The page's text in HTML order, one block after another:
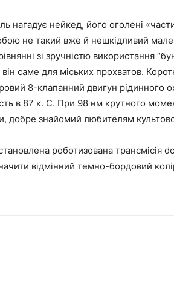
нагадує нейкед, його оголені
не такий вже й нешкідливий
зі зручністю використання
саме для міських прохватов.
8-клапанний двигун рідинного
в 87 к. С. При 98 нм крутного
добре знайомий любителям
роботизована трансмісія
відмінний темно-бордовий